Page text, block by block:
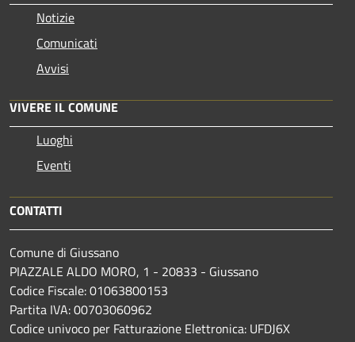
Notizie
Comunicati
Avvisi
VIVERE IL COMUNE
Luoghi
Eventi
CONTATTI
Comune di Giussano
PIAZZALE ALDO MORO, 1 - 20833 - Giussano
Codice Fiscale: 01063800153
Partita IVA: 00703060962
Codice univoco per Fatturazione Elettronica: UFDJ6X